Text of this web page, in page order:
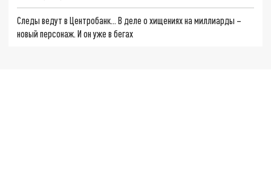
Следы ведут в Центробанк… В деле о хищениях на миллиарды –
новый персонаж. И он уже в бегах